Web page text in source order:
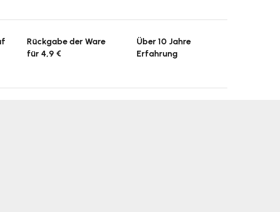
Rückgabe der Ware
für 4,9 €
Über 10 Jahre
Erfahrung